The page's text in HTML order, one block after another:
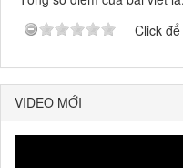
Click
VIDEO MỚI